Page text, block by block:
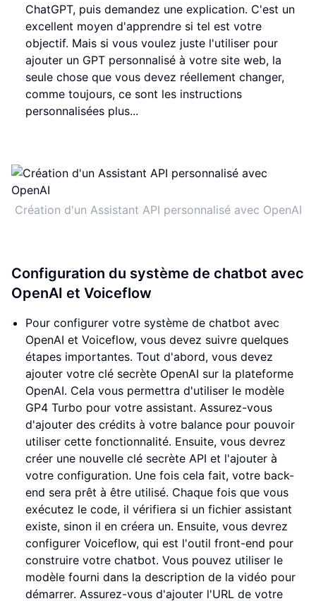
ChatGPT, puis demandez une explication. C'est un
excellent moyen d'apprendre si tel est votre
objectif. Mais si vous voulez juste l'utiliser pour
ajouter un GPT personnalisé à votre site web, la
seule chose que vous devez réellement changer,
comme toujours, ce sont les instructions
personnalisées plus...
Création d'un Assistant API personnalisé avec OpenAI
Configuration du système de chatbot avec
OpenAI et Voiceflow
Pour configurer votre système de chatbot avec
OpenAI et Voiceflow, vous devez suivre quelques
étapes importantes. Tout d'abord, vous devez
ajouter votre clé secrète OpenAI sur la plateforme
OpenAI. Cela vous permettra d'utiliser le modèle
GP4 Turbo pour votre assistant. Assurez-vous
d'ajouter des crédits à votre balance pour pouvoir
utiliser cette fonctionnalité. Ensuite, vous devrez
créer une nouvelle clé secrète API et l'ajouter à
votre configuration. Une fois cela fait, votre back-
end sera prêt à être utilisé. Chaque fois que vous
exécutez le code, il vérifiera si un fichier assistant
existe, sinon il en créera un. Ensuite, vous devrez
configurer Voiceflow, qui est l'outil front-end pour
construire votre chatbot. Vous pouvez utiliser le
modèle fourni dans la description de la vidéo pour
démarrer. Assurez-vous d'ajouter l'URL de votre